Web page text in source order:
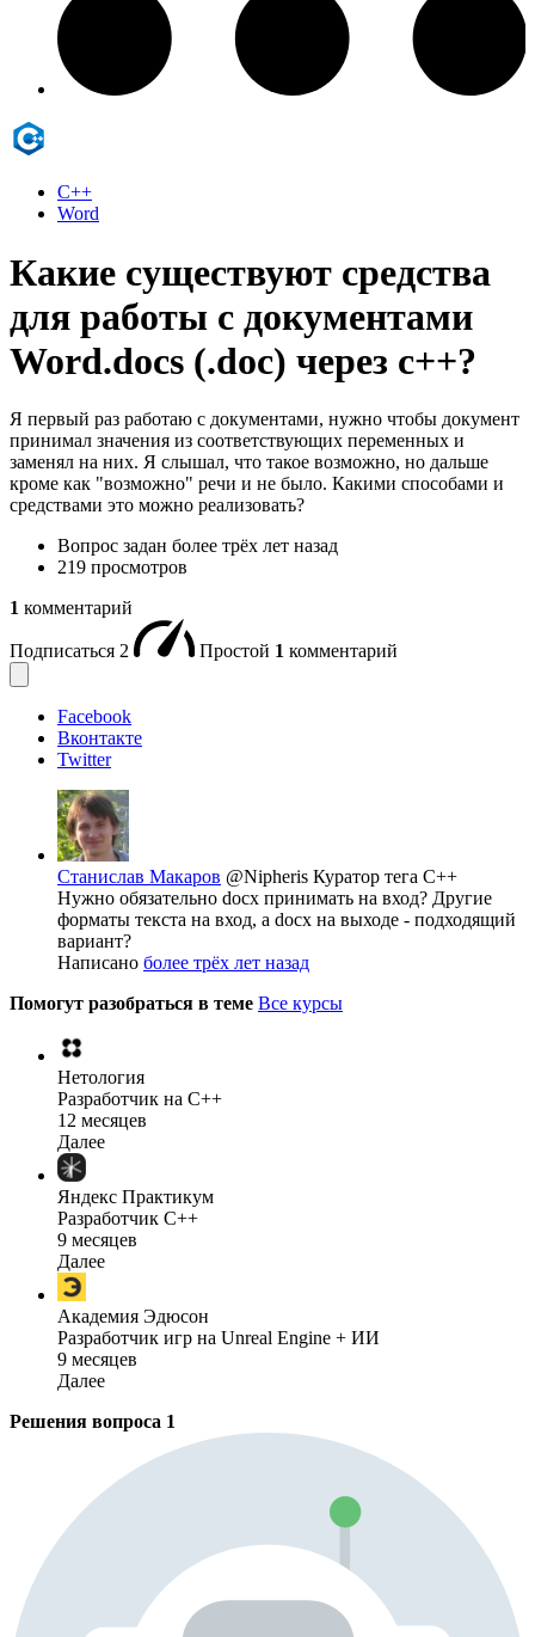
C++
Word
Какие существуют средства
для работы с документами
Word.docs (.doc) через c++?
Я первый раз работаю с документами, нужно чтобы документ
принимал значения из соответствующих переменных и
заменял на них. Я слышал, что такое возможно, но дальше
кроме как "возможно" речи и не было. Какими способами и
средствами это можно реализовать?
Вопрос задан более трёх лет назад
219 просмотров
1 комментарий
Подписаться 2 Простой 1 комментарий
Facebook
Вконтакте
Twitter
Станислав Макаров @Nipheris Куратор тега C++
Нужно обязательно docx принимать на вход? Другие
форматы текста на вход, а docx на выходе - подходящий
вариант?
Написано более трёх лет назад
Помогут разобраться в теме Все курсы
Нетология
Разработчик на C++
12 месяцев
Далее
Яндекс Практикум
Разработчик C++
9 месяцев
Далее
Академия Эдюсон
Разработчик игр на Unreal Engine + ИИ
9 месяцев
Далее
Решения вопроса 1